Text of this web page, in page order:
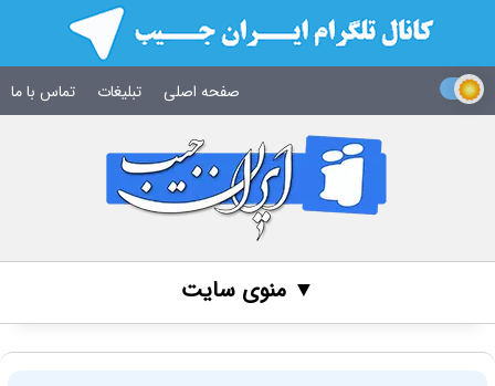
صفحه اصلی تبلیغات تماس با ما
▼ منوی سایت